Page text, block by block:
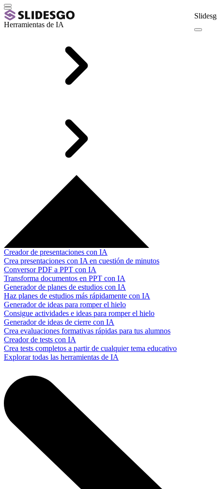
Herramientas de IA
Creador de presentaciones con IA
Crea presentaciones con IA en cuestión de minutos
Conversor PDF a PPT con IA
Transforma documentos en PPT con IA
Generador de planes de estudios con IA
Haz planes de estudios más rápidamente con IA
Generador de ideas para romper el hielo
Consigue actividades e ideas para romper el hielo
Generador de ideas de cierre con IA
Crea evaluaciones formativas rápidas para tus alumnos
Creador de tests con IA
Crea tests completos a partir de cualquier tema educativo
Explorar todas las herramientas de IA